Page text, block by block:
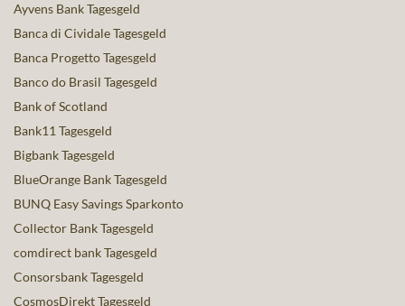
Ayvens Bank Tagesgeld
Banca di Cividale Tagesgeld
Banca Progetto Tagesgeld
Banco do Brasil Tagesgeld
Bank of Scotland
Bank11 Tagesgeld
Bigbank Tagesgeld
BlueOrange Bank Tagesgeld
BUNQ Easy Savings Sparkonto
Collector Bank Tagesgeld
comdirect bank Tagesgeld
Consorsbank Tagesgeld
CosmosDirekt Tagesgeld